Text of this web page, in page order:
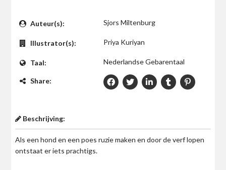
Auteur(s): Sjors Miltenburg
Illustrator(s): Priya Kuriyan
Taal: Nederlandse Gebarentaal
Share:
Beschrijving:
Als een hond en een poes ruzie maken en door de verf lopen
ontstaat er iets prachtigs.